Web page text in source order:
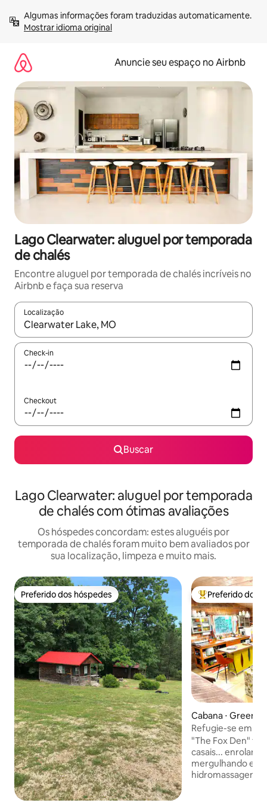
para
Mostrar idioma original
Anuncie seu espaço no Airbnb
Lago Clearwater: aluguel por temporada
de chalés
Encontre aluguel por temporada de chalés incríveis no
Airbnb e faça sua reserva
Localização
Quando os resultados estiverem disponíveis, explore-os
Check-in
Checkout
Buscar
Lago Clearwater: aluguel por temporada
de chalés com ótimas avaliações
Os hóspedes concordam: estes aluguéis por
temporada de chalés foram muito bem avaliados por
sua localização, limpeza e muito mais.
Preferido dos hóspedes
Preferido dos hóspedes Entre os
Preferido dos
Cabana ⋅
Refugie-se em
banheira de
"The Fox Den" foi
casais...
mergulhando em
hidromassagem